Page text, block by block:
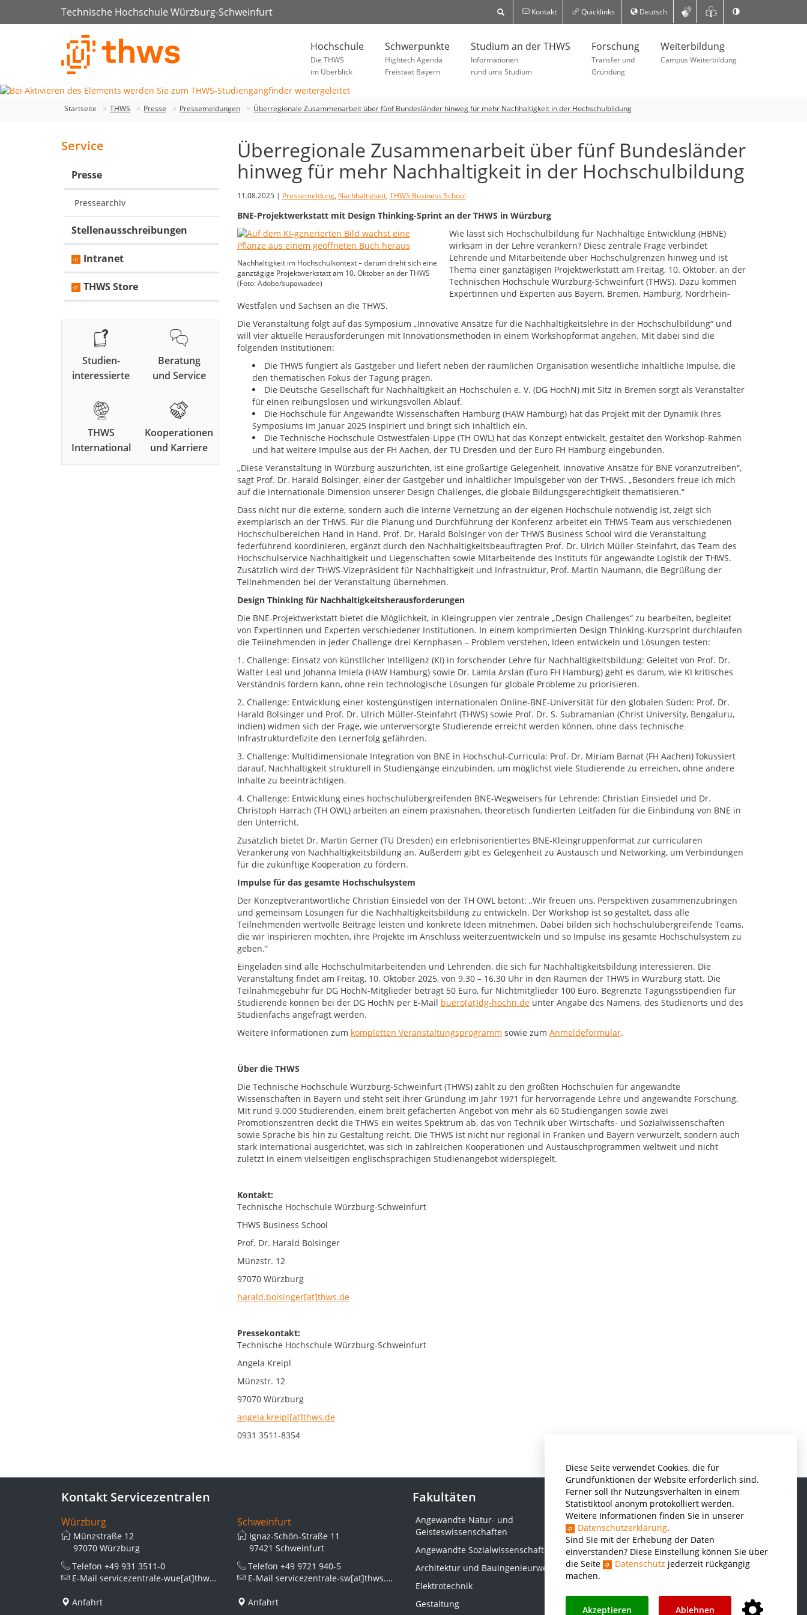
Diese Seite verwendet Cookies, die für
Grundfunktionen der Website erforderlich sind.
Ferner soll Ihr Nutzungsverhalten in einem
Statistiktool anonym protokolliert werden.
Weitere Informationen finden Sie in unserer
Datenschutzerklärung.
Sind Sie mit der Erhebung der Daten
einverstanden? Diese Einstellung können Sie über
die Seite
Datenschutz jederzeit rückgängig
machen.
Akzeptieren Ablehnen
Technische Hochschule Würzburg-Schweinfurt Kontakt Quicklinks Deutsch
Hochschule
Die THWS
im Überblick
Schwerpunkte
Hightech Agenda
Freistaat Bayern
Studium an der THWS
Informationen
rund ums Studium
Forschung
Transfer und
Gründung
Weiterbildung
Campus Weiterbildung
Startseite THWS Presse Pressemeldungen Überregionale Zusammenarbeit über fünf Bundesländer hinweg für mehr Nachhaltigkeit in der Hochschulbildung
Überregionale Zusammenarbeit über fünf Bundesländer
hinweg für mehr Nachhaltigkeit in der Hochschulbildung
11.08.2025 | Pressemeldung, Nachhaltigkeit, THWS Business School
BNE-Projektwerkstatt mit Design Thinking-Sprint an der THWS in Würzburg
Nachhaltigkeit im Hochschulkontext – darum dreht sich eine
ganztägige Projektwerkstatt am 10. Oktober an der THWS
(Foto: Adobe/supawadee)
Wie lässt sich Hochschulbildung für Nachhaltige Entwicklung (HBNE)
wirksam in der Lehre verankern? Diese zentrale Frage verbindet
Lehrende und Mitarbeitende über Hochschulgrenzen hinweg und ist
Thema einer ganztägigen Projektwerkstatt am Freitag, 10. Oktober, an der
Technischen Hochschule Würzburg-Schweinfurt (THWS). Dazu kommen
Expertinnen und Experten aus Bayern, Bremen, Hamburg, Nordrhein-
Westfalen und Sachsen an die THWS.
Die Veranstaltung folgt auf das Symposium „Innovative Ansätze für die Nachhaltigkeitslehre in der Hochschulbildung“ und
will vier aktuelle Herausforderungen mit Innovationsmethoden in einem Workshopformat angehen. Mit dabei sind die
folgenden Institutionen:
Die THWS fungiert als Gastgeber und liefert neben der räumlichen Organisation wesentliche inhaltliche Impulse, die
den thematischen Fokus der Tagung prägen.
Die Deutsche Gesellschaft für Nachhaltigkeit an Hochschulen e. V. (DG HochN) mit Sitz in Bremen sorgt als Veranstalter
für einen reibungslosen und wirkungsvollen Ablauf.
Die Hochschule für Angewandte Wissenschaften Hamburg (HAW Hamburg) hat das Projekt mit der Dynamik ihres
Symposiums im Januar 2025 inspiriert und bringt sich inhaltlich ein.
Die Technische Hochschule Ostwestfalen-Lippe (TH OWL) hat das Konzept entwickelt, gestaltet den Workshop-Rahmen
und hat weitere Impulse aus der FH Aachen, der TU Dresden und der Euro FH Hamburg eingebunden.
„Diese Veranstaltung in Würzburg auszurichten, ist eine großartige Gelegenheit, innovative Ansätze für BNE voranzutreiben“,
sagt Prof. Dr. Harald Bolsinger, einer der Gastgeber und inhaltlicher Impulsgeber von der THWS. „Besonders freue ich mich
auf die internationale Dimension unserer Design Challenges, die globale Bildungsgerechtigkeit thematisieren.“
Dass nicht nur die externe, sondern auch die interne Vernetzung an der eigenen Hochschule notwendig ist, zeigt sich
exemplarisch an der THWS. Für die Planung und Durchführung der Konferenz arbeitet ein THWS-Team aus verschiedenen
Hochschulbereichen Hand in Hand. Prof. Dr. Harald Bolsinger von der THWS Business School wird die Veranstaltung
federführend koordinieren, ergänzt durch den Nachhaltigkeitsbeauftragten Prof. Dr. Ulrich Müller-Steinfahrt, das Team des
Hochschulservice Nachhaltigkeit und Liegenschaften sowie Mitarbeitende des Instituts für angewandte Logistik der THWS.
Zusätzlich wird der THWS-Vizepräsident für Nachhaltigkeit und Infrastruktur, Prof. Martin Naumann, die Begrüßung der
Teilnehmenden bei der Veranstaltung übernehmen.
Design Thinking für Nachhaltigkeitsherausforderungen
Die BNE-Projektwerkstatt bietet die Möglichkeit, in Kleingruppen vier zentrale „Design Challenges“ zu bearbeiten, begleitet
von Expertinnen und Experten verschiedener Institutionen. In einem komprimierten Design Thinking-Kurzsprint durchlaufen
die Teilnehmenden in jeder Challenge drei Kernphasen – Problem verstehen, Ideen entwickeln und Lösungen testen:
1. Challenge: Einsatz von künstlicher Intelligenz (KI) in forschender Lehre für Nachhaltigkeitsbildung: Geleitet von Prof. Dr.
Walter Leal und Johanna Imiela (HAW Hamburg) sowie Dr. Lamia Arslan (Euro FH Hamburg) geht es darum, wie KI kritisches
Verständnis fördern kann, ohne rein technologische Lösungen für globale Probleme zu priorisieren.
2. Challenge: Entwicklung einer kostengünstigen internationalen Online-BNE-Universität für den globalen Süden: Prof. Dr.
Harald Bolsinger und Prof. Dr. Ulrich Müller-Steinfahrt (THWS) sowie Prof. Dr. S. Subramanian (Christ University, Bengaluru,
Indien) widmen sich der Frage, wie unterversorgte Studierende erreicht werden können, ohne dass technische
Infrastrukturdefizite den Lernerfolg gefährden.
3. Challenge: Multidimensionale Integration von BNE in Hochschul-Curricula: Prof. Dr. Miriam Barnat (FH Aachen) fokussiert
darauf, Nachhaltigkeit strukturell in Studiengänge einzubinden, um möglichst viele Studierende zu erreichen, ohne andere
Inhalte zu beeinträchtigen.
4. Challenge: Entwicklung eines hochschulübergreifenden BNE-Wegweisers für Lehrende: Christian Einsiedel und Dr.
Christoph Harrach (TH OWL) arbeiten an einem praxisnahen, theoretisch fundierten Leitfaden für die Einbindung von BNE in
den Unterricht.
Zusätzlich bietet Dr. Martin Gerner (TU Dresden) ein erlebnisorientiertes BNE-Kleingruppenformat zur curricularen
Verankerung von Nachhaltigkeitsbildung an. Außerdem gibt es Gelegenheit zu Austausch und Networking, um Verbindungen
für die zukünftige Kooperation zu fördern.
Impulse für das gesamte Hochschulsystem
Der Konzeptverantwortliche Christian Einsiedel von der TH OWL betont: „Wir freuen uns, Perspektiven zusammenzubringen
und gemeinsam Lösungen für die Nachhaltigkeitsbildung zu entwickeln. Der Workshop ist so gestaltet, dass alle
Teilnehmenden wertvolle Beiträge leisten und konkrete Ideen mitnehmen. Dabei bilden sich hochschulübergreifende Teams,
die wir inspirieren möchten, ihre Projekte im Anschluss weiterzuentwickeln und so Impulse ins gesamte Hochschulsystem zu
geben.“
Eingeladen sind alle Hochschulmitarbeitenden und Lehrenden, die sich für Nachhaltigkeitsbildung interessieren. Die
Veranstaltung findet am Freitag, 10. Oktober 2025, von 9.30 – 16.30 Uhr in den Räumen der THWS in Würzburg statt. Die
Teilnahmegebühr für DG HochN-Mitglieder beträgt 50 Euro, für Nichtmitglieder 100 Euro. Begrenzte Tagungsstipendien für
Studierende können bei der DG HochN per E-Mail buero[at]dg-hochn.deunter Angabe des Namens, des Studienorts und des
Studienfachs angefragt werden.
Weitere Informationen zum kompletten Veranstaltungsprogramm sowie zum Anmeldeformular.
Über die THWS
Die Technische Hochschule Würzburg-Schweinfurt (THWS) zählt zu den größten Hochschulen für angewandte
Wissenschaften in Bayern und steht seit ihrer Gründung im Jahr 1971 für hervorragende Lehre und angewandte Forschung.
Mit rund 9.000 Studierenden, einem breit gefächerten Angebot von mehr als 60 Studiengängen sowie zwei
Promotionszentren deckt die THWS ein weites Spektrum ab, das von Technik über Wirtschafts- und Sozialwissenschaften
sowie Sprache bis hin zu Gestaltung reicht. Die THWS ist nicht nur regional in Franken und Bayern verwurzelt, sondern auch
stark international ausgerichtet, was sich in zahlreichen Kooperationen und Austauschprogrammen weltweit und nicht
zuletzt in einem vielseitigen englischsprachigen Studienangebot widerspiegelt.
Kontakt:
Technische Hochschule Würzburg-Schweinfurt
THWS Business School
Prof. Dr. Harald Bolsinger
Münzstr. 12
97070 Würzburg
harald.bolsinger[at]thws.de
Pressekontakt:
Technische Hochschule Würzburg-Schweinfurt
Angela Kreipl
Münzstr. 12
97070 Würzburg
angela.kreipl[at]thws.de
0931 3511-8354
Service
Presse
Pressearchiv
Stellenausschreibungen
Intranet
THWS Store
Studien-
interessierte
Beratung
und Service
THWS
International
Kooperationen
und Karriere
Kontakt Servicezentralen
Würzburg
Münzstraße 12
97070 Würzburg
Telefon +49 931 3511-0
E-Mail servicezentrale-wue[at]thws.de
Anfahrt
Schweinfurt
Ignaz-Schön-Straße 11
97421 Schweinfurt
Telefon +49 9721 940-5
E-Mail servicezentrale-sw[at]thws.de
Anfahrt
Fakultäten
Angewandte Natur- und
Geisteswissenschaften
Angewandte Sozialwissenschaften
Architektur und Bauingenieurwesen
Elektrotechnik
Gestaltung
Informatik und Wirtschaftsinformatik
Kunststofftechnik und Vermessung
Maschinenbau
THWS Business School